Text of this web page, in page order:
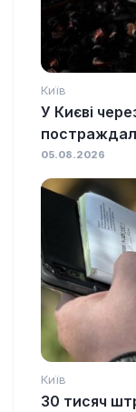
Київ
У Києві
05.08.2026
Київ
30 тисяч